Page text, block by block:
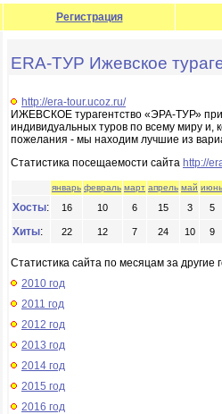
Регистрация
ERA-ТУР Ижевское
http://era-tour.ucoz.ru/
ИЖЕВСКОЕ турагентство «ЭРА-ТУР»
индивидуальных туров по всему миру и,
пожелания - мы находим лучшие из
Статистика посещаемости сайта http://
январь февраль март апрель май июнь
Хосты: 16 10 6 15 3 5
Хиты: 22 12 7 24 10 9
Статистика сайта по месяцам за другие
2010 год
2011 год
2012 год
2013 год
2014 год
2015 год
2016 год